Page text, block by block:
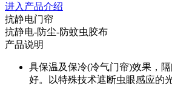
进入产品介绍
抗静电门帘
抗静电-防尘-防蚊虫胶布
产品说明
具保温及保冷(冷气门帘)效果，
好。以特殊技术遮断虫眼感应的